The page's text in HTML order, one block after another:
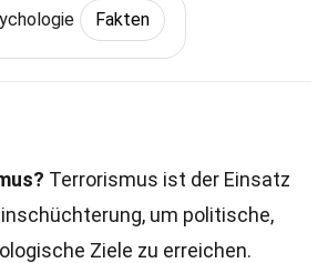
Fakten
Terrorismus ist der Einsatz
um politische,
Ziele zu erreichen.